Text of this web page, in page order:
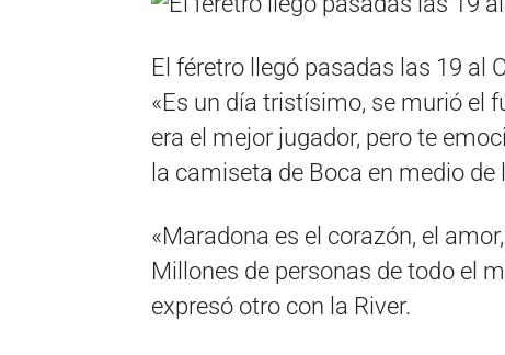
El féretro llegó pasadas las 19 al
«Es un día tristísimo, se murió el
era el mejor jugador, pero te
la camiseta de Boca en medio de
«Maradona es el corazón, el
Millones de personas de todo el
expresó otro con la River.